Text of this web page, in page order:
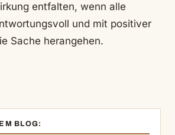
entfalten, wenn alle
und mit positiver
Sache herangehen.
BLOG: